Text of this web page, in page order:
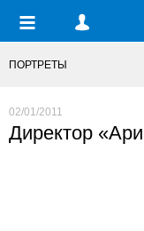
ПОРТРЕТЫ
02/01/2011
Директор